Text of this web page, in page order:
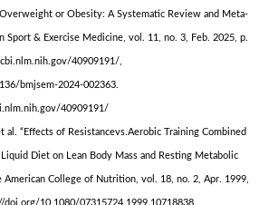
or Obesity: A Systematic Review and Meta-
Sport & Exercise Medicine, vol. 11, no. 3, Feb. 2025, p.
40909191/,
bmjsem-2024-002363.
40909191/
al. “Effects of Resistancevs.Aerobic Training Combined
Diet on Lean Body Mass and Resting Metabolic
American College of Nutrition, vol. 18, no. 2, Apr. 1999,
doi.org/10.1080/07315724.1999.10718838.